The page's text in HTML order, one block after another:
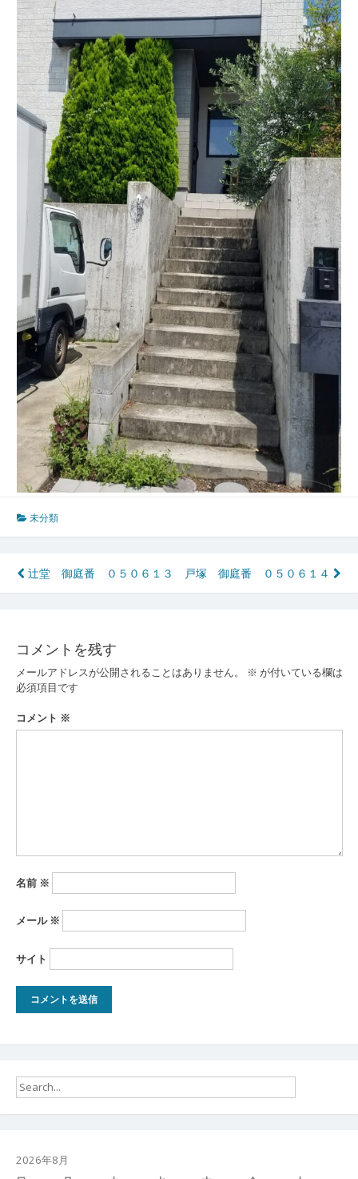
未分類
投
稿
ビ
ゲ
ー
シ
辻堂 御庭番 ０５０６１３ 戸塚 御庭番 ０５０６１４
コメントを残す
メールアドレスが公開されることはありません。 ※ が付いている欄は
必須項目です
コメント ※
名前 ※
メール ※
サイト
2026年8月